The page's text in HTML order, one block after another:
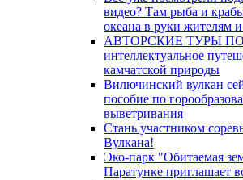
видео? Там рыба и
океана в руки жителям
АВТОРСКИЕ ТУРЫ
интеллектуальное
камчатской природы
Вилючинский вулкан
пособие по
выветривания
Стань участником
Вулкана!
Эко-парк "Обитаемая
Паратунке приглашает